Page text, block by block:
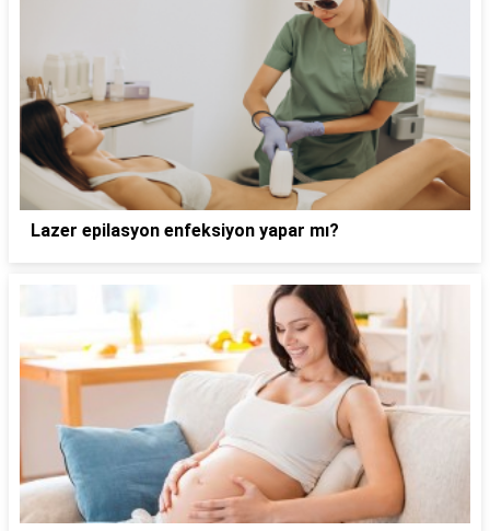
Lazer epilasyon enfeksiyon yapar mı?